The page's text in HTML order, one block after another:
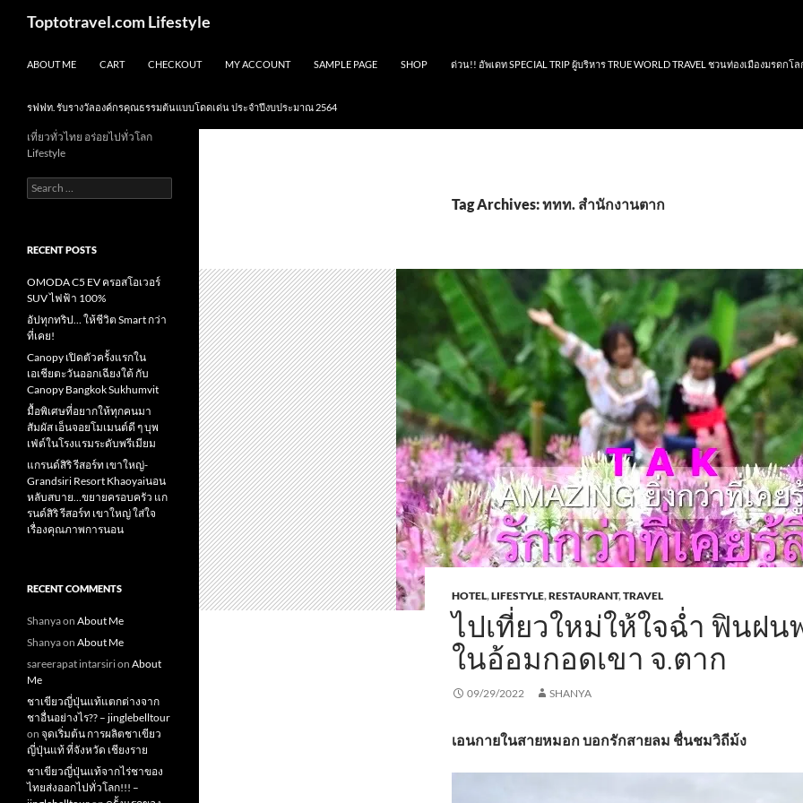
Toptotravel.com Lifestyle
ABOUT ME CART CHECKOUT MY ACCOUNT SAMPLE PAGE SHOP ด่วน!! อัพเดท SPECIAL TRIP ผู้บริหาร TRUE WORLD TRAVEL ชวนท่องเมืองมรดกโล
รฟฟท. รับรางวัลองค์กรคุณธรรมต้นแบบโดดเด่น ประจำปีงบประมาณ 2564
Tag Archives: ททท. สำนักงานตาก
HOTEL,LIFESTYLE,RESTAURANT,TRAVEL
ไปเที่ยวใหม่ให้ใจฉ่ำ ฟินฝน
ในอ้อมกอดเขา จ.ตาก
09/29/2022 SHANYA
เอนกายในสายหมอก บอกรักสายลม ชื่นชมวิถีม้ง
เที่ยวทั่วไทย อร่อยไปทั่วโลก
Lifestyle
Search
for:
RECENT POSTS
OMODA C5 EV ครอสโอเวอร์
SUV ไฟฟ้า 100%
อัปทุกทริป… ให้ชีวิต Smart กว่า
ที่เคย!
Canopy เปิดตัวครั้งแรกใน
เอเชียตะวันออกเฉียงใต้ กับ
Canopy Bangkok Sukhumvit
มื้อพิเศษที่อยากให้ทุกคนมา
สัมผัส เอ็นจอยโมเมนต์ดี ๆ บุพ
เฟ่ต์ในโรงแรมระดับพรีเมียม
แกรนด์สิริ​ รีสอร์ท​ เขาใหญ่​-
Grandsiri​ Resort​ Khaoyaiนอน
หลับสบาย…ขยายครอบครัว แก
รนด์สิริ รีสอร์ท เขาใหญ่ ใส่ใจ
เรื่องคุณภาพการนอน
RECENT COMMENTS
Shanyaon About Me
Shanyaon About Me
sareerapat intarsirion About
Me
ชาเขียวญี่ปุ่นแท้แตกต่างจาก
ชาอื่นอย่างไร?? – jinglebelltour
on จุดเริ่มต้น การผลิตชาเขียว
ญี่ปุ่นแท้ ที่จังหวัด เชียงราย
ชาเขียวญี่ปุ่นแท้จากไร่ชาของ
ไทยส่งออกไปทั่วโลก!!! –